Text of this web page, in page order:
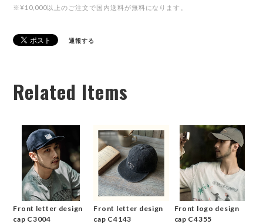
※¥10,000以上のご注文で国内送料が無料になります。
通報する
Related Items
Front letter design
cap C3004
Front letter design
cap C4143
Front logo design
cap C4355